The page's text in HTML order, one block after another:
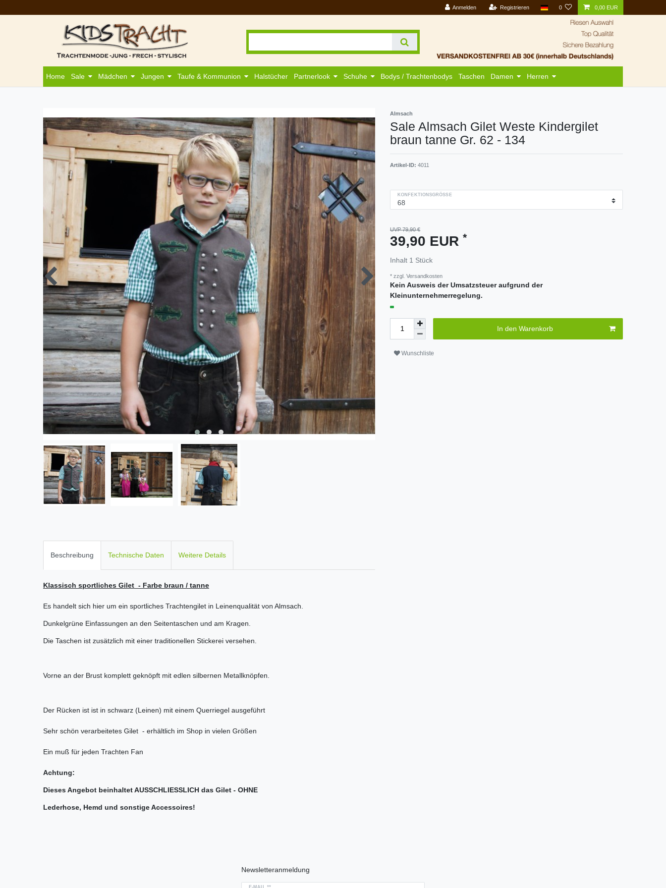
Anmelden Registrieren 0 0,00 EUR
Home Sale Mädchen Jungen Taufe & Kommunion Halstücher Partnerlook Schuhe Bodys / Trachtenbodys Taschen Damen Herren
Almsach
Sale Almsach Gilet Weste Kindergilet
braun tanne Gr. 62 - 134
Artikel-ID: 4011
KONFEKTIONSGRÖSSE
UVP 79,90 €
39,90 EUR *
Inhalt 1 Stück
* zzgl. Versandkosten
Kein Ausweis der Umsatzsteuer aufgrund der
Kleinunternehmerregelung.
In den Warenkorb
Wunschliste
Beschreibung Technische Daten Weitere Details
Klassisch sportliches Gilet - Farbe braun / tanne
Es handelt sich hier um ein sportliches Trachtengilet in Leinenqualität von Almsach.
Dunkelgrüne Einfassungen an den Seitentaschen und am Kragen.
Die Taschen ist zusätzlich mit einer traditionellen Stickerei versehen.
Vorne an der Brust komplett geknöpft mit edlen silbernen Metallknöpfen.
Der Rücken ist ist in schwarz (Leinen) mit einem Querriegel ausgeführt
Sehr schön verarbeitetes Gilet - erhältlich im Shop in vielen Größen
Ein muß für jeden Trachten Fan
Achtung:
Dieses Angebot beinhaltet AUSSCHLIESSLICH das Gilet - OHNE
Lederhose, Hemd und sonstige Accessoires!
Newsletteranmeldung